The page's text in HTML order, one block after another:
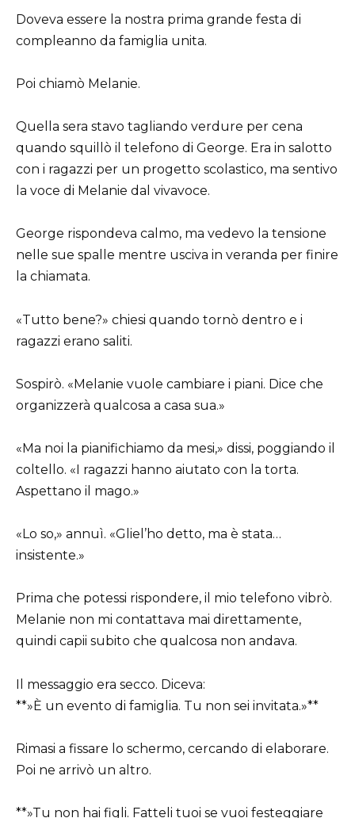
Doveva essere la nostra prima grande festa di
compleanno da famiglia unita.
Poi chiamò Melanie.
Quella sera stavo tagliando verdure per cena
quando squillò il telefono di George. Era in salotto
con i ragazzi per un progetto scolastico, ma sentivo
la voce di Melanie dal vivavoce.
George rispondeva calmo, ma vedevo la tensione
nelle sue spalle mentre usciva in veranda per finire
la chiamata.
«Tutto bene?» chiesi quando tornò dentro e i
ragazzi erano saliti.
Sospirò. «Melanie vuole cambiare i piani. Dice che
organizzerà qualcosa a casa sua.»
«Ma noi la pianifichiamo da mesi,» dissi, poggiando il
coltello. «I ragazzi hanno aiutato con la torta.
Aspettano il mago.»
«Lo so,» annuì. «Gliel’ho detto, ma è stata…
insistente.»
Prima che potessi rispondere, il mio telefono vibrò.
Melanie non mi contattava mai direttamente,
quindi capii subito che qualcosa non andava.
Il messaggio era secco. Diceva:
**»È un evento di famiglia. Tu non sei invitata.»**
Rimasi a fissare lo schermo, cercando di elaborare.
Poi ne arrivò un altro.
**»Tu non hai figli. Fatteli tuoi se vuoi festeggiare